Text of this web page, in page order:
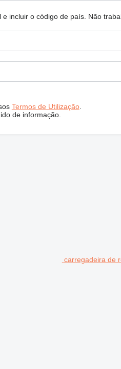
incluir o código de país. Não
Termos de Utilização.
de informação.
carregadeira de